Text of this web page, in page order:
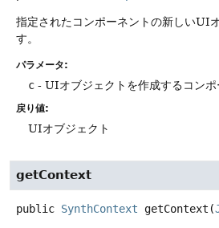
指定されたコンポーネントの新しいUI
す。
パラメータ:
c - UIオブジェクトを作成するコンポ
戻り値:
UIオブジェクト
getContext
public SynthContext getContext (